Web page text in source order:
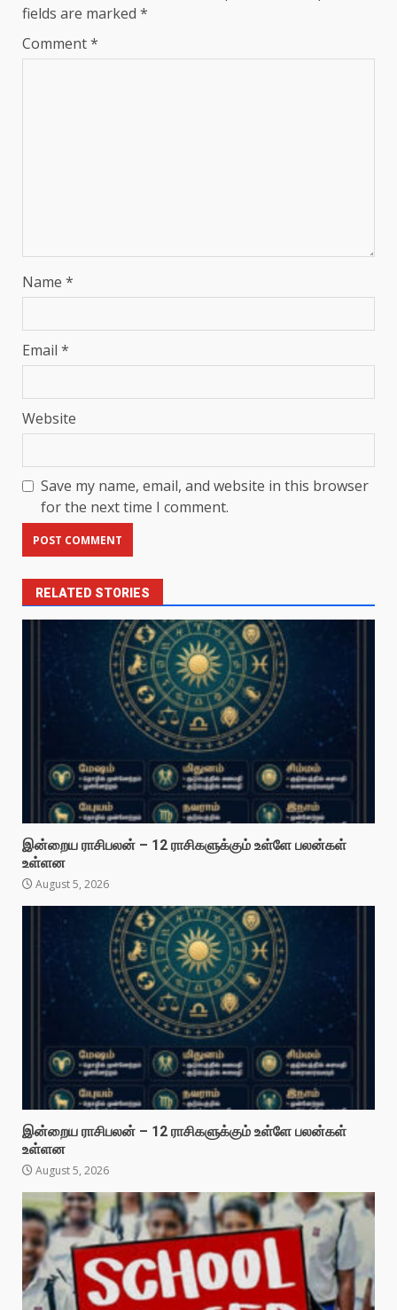
fields are marked *
Comment*
Name *
Email *
Website
Save my name, email, and website in this browser
for the next time I comment.
RELATED STORIES
இன்றைய ராசிபலன் – 12 ராசிகளுக்கும் உள்ளே பலன்கள்
உள்ளன
August 5, 2026
இன்றைய ராசிபலன் – 12 ராசிகளுக்கும் உள்ளே பலன்கள்
உள்ளன
August 5, 2026